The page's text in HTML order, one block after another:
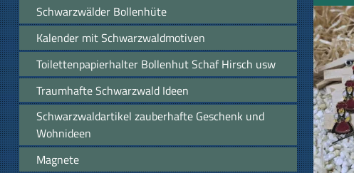
Schwarzwälder Bollenhüte
Kalender mit Schwarzwaldmotiven
Toilettenpapierhalter Bollenhut Schaf Hirsch usw
Traumhafte Schwarzwald Ideen
Schwarzwaldartikel zauberhafte Geschenk und
Wohnideen
Magnete